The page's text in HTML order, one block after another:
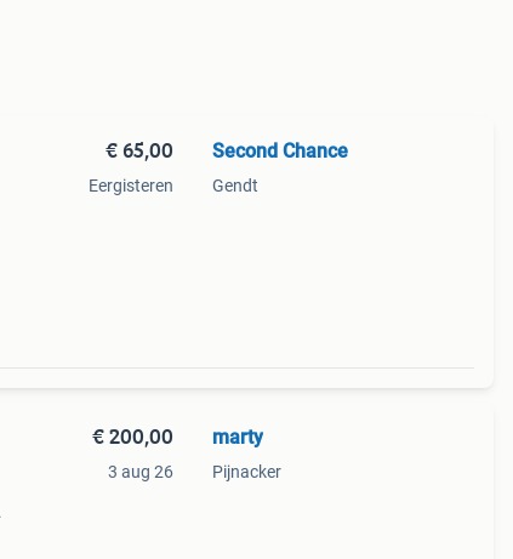
€ 65,00
Eergisteren
Second Chance
Gendt
€ 200,00
3 aug 26
marty
Pijnacker